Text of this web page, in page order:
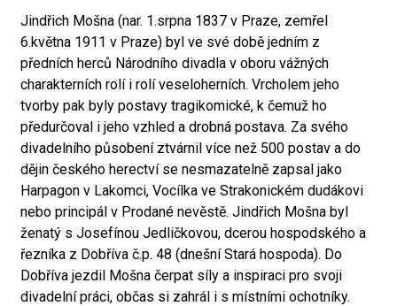
Jindřich Mošna (nar. 1.srpna 1837 v Praze, zemřel
6.května 1911 v Praze) byl ve své době jedním z
předních herců Národního divadla v oboru vážných
charakterních rolí i rolí veseloherních. Vrcholem jeho
tvorby pak byly postavy tragikomické, k čemuž ho
předurčoval i jeho vzhled a drobná postava. Za svého
divadelního působení ztvárnil více než 500 postav a do
dějin českého herectví se nesmazatelně zapsal jako
Harpagon v Lakomci, Vocílka ve Strakonickém dudákovi
nebo principál v Prodané nevěstě. Jindřich Mošna byl
ženatý s Josefínou Jedličkovou, dcerou hospodského a
řezníka z Dobříva č.p. 48 (dnešní Stará hospoda). Do
Dobříva jezdil Mošna čerpat síly a inspiraci pro svoji
divadelní práci, občas si zahrál i s místními ochotníky.